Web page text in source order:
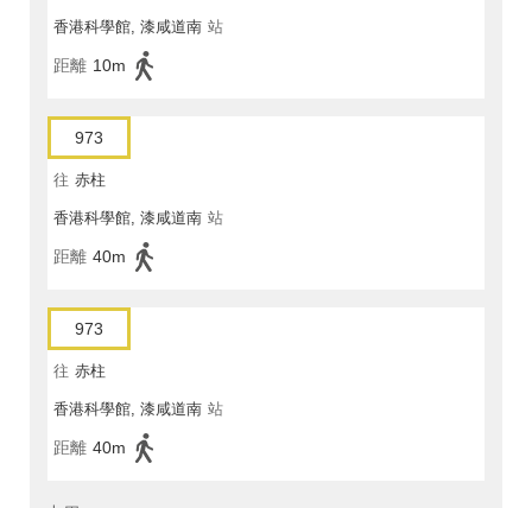
香港科學館, 漆咸道南 站
距離 10m
973
往 赤柱
香港科學館, 漆咸道南 站
距離 40m
973
往 赤柱
香港科學館, 漆咸道南 站
距離 40m